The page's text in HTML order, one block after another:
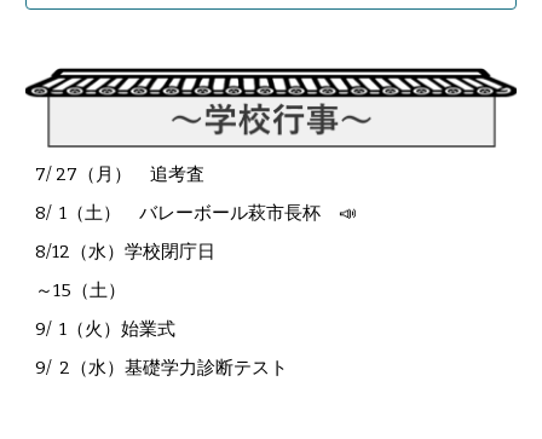
7/ 27（月 ）追考査
8/ 1（土） バレーボール萩市長杯 📣
8/12（水）学校閉庁日
～15（土）
9/ 1（火 ）始業式
9/ 2 （水）基礎学力診断テスト